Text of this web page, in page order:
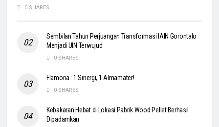
0 SHARES
Sembilan Tahun Perjuangan Transformasi IAIN Gorontalo
Menjadi UIN Terwujud
0 SHARES
Flamoria : 1 Sinergi, 1 Almamater!
0 SHARES
Kebakaran Hebat di Lokasi Pabrik Wood Pellet Berhasil
Dipadamkan